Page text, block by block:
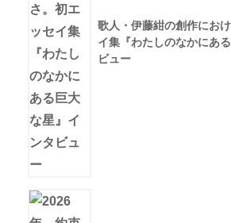
歌人・伊藤紺の創作にお
イ集『わたしのなかにあ
ビュー